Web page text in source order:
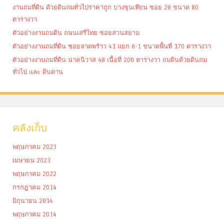
งานถมที่ดิน ด้วยดินถมทั่วไปราคาถูก บางขุนเทียน ซอย 20 ขนาด 80
ตารางวา
ตัวอย่างงานถมดิน ถนนเสรีไทย ซอยสวนสยาม
ตัวอย่างงานถมที่ดิน ซอยลาดพร้าว 41 แยก 6-1 ขนาดพื้นที่ 170 ตารางวา
ตัวอย่างงานถมที่ดิน นาคนิวาส 48 เนื้อที่ 200 ตารางวา ถมดินด้วยดินถม
ทั่วไป และ ดินดาน
คลังเก็บ
พฤษภาคม 2023
เมษายน 2023
พฤษภาคม 2022
กรกฎาคม 2014
มิถุนายน 2014
พฤษภาคม 2014